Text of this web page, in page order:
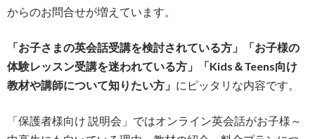
からのお問合せが増えています。
「お子さまの英会話受講を検討されている方」「お子様の
体験レッスン受講を迷われている方」「Kids＆Teens向け
教材や講師について知りたい方」 にピッタリな内容です。
「保護者様向け 説明会」ではオンライン英会話がお子様～